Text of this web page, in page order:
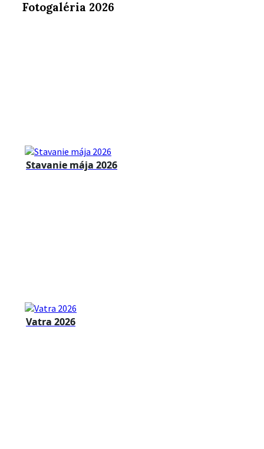
Fotogaléria 2026
Stavanie mája 2026
Vatra 2026